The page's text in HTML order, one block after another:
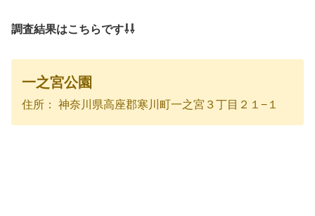
調査結果はこちらです⇩⇩
一之宮公園
住所： 神奈川県高座郡寒川町一之宮３丁目２１−１